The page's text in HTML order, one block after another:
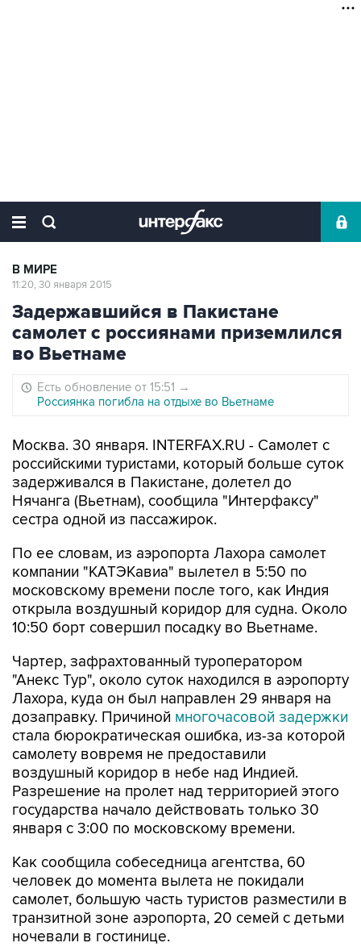
В МИРЕ
11:20, 30 января 2015
Задержавшийся в Пакистане
самолет с россиянами приземлился
во Вьетнаме
Есть обновление от 15:51 →
Россиянка погибла на отдыхе во Вьетнаме
Москва. 30 января. INTERFAX.RU - Самолет с
российскими туристами, который больше суток
задерживался в Пакистане, долетел до
Нячанга (Вьетнам), сообщила "Интерфаксу"
сестра одной из пассажирок.
По ее словам, из аэропорта Лахора самолет
компании "КАТЭКавиа" вылетел в 5:50 по
московскому времени после того, как Индия
открыла воздушный коридор для судна. Около
10:50 борт совершил посадку во Вьетнаме.
Чартер, зафрахтованный туроператором
"Анекс Тур", около суток находился в аэропорту
Лахора, куда он был направлен 29 января на
дозаправку. Причиной многочасовой задержки
стала бюрократическая ошибка, из-за которой
самолету вовремя не предоставили
воздушный коридор в небе над Индией.
Разрешение на пролет над территорией этого
государства начало действовать только 30
января с 3:00 по московскому времени.
Как сообщила собеседница агентства, 60
человек до момента вылета не покидали
самолет, большую часть туристов разместили в
транзитной зоне аэропорта, 20 семей с детьми
ночевали в гостинице.